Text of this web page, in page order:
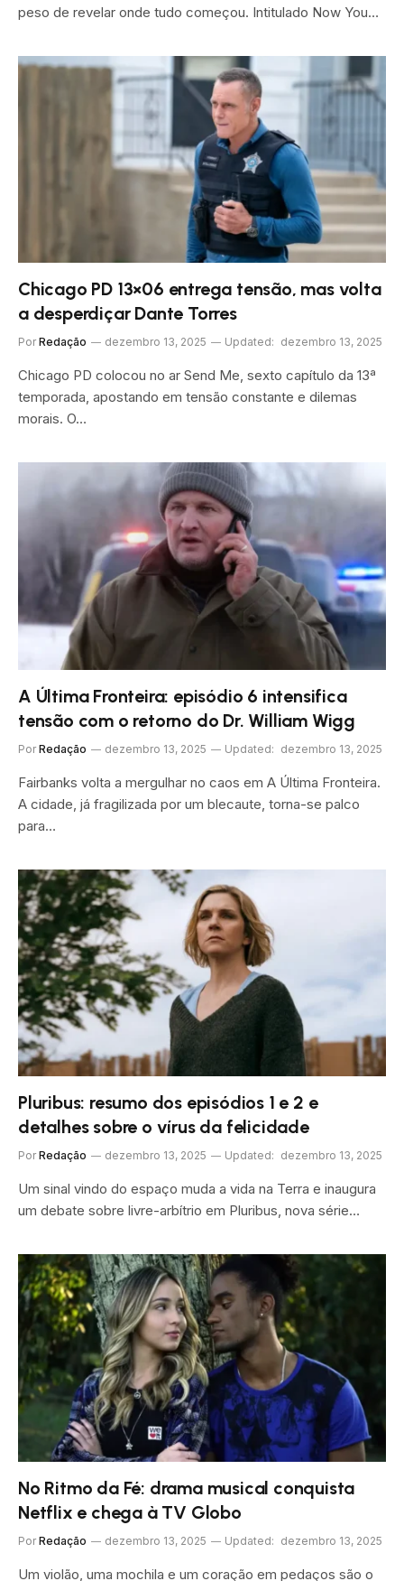
peso de revelar onde tudo começou. Intitulado Now You…
Chicago PD 13×06 entrega tensão, mas volta
a desperdiçar Dante Torres
Por Redação dezembro 13, 2025 Updated: dezembro 13, 2025
Chicago PD colocou no ar Send Me, sexto capítulo da 13ª
temporada, apostando em tensão constante e dilemas
morais. O…
A Última Fronteira: episódio 6 intensifica
tensão com o retorno do Dr. William Wigg
Por Redação dezembro 13, 2025 Updated: dezembro 13, 2025
Fairbanks volta a mergulhar no caos em A Última Fronteira.
A cidade, já fragilizada por um blecaute, torna-se palco
para…
Pluribus: resumo dos episódios 1 e 2 e
detalhes sobre o vírus da felicidade
Por Redação dezembro 13, 2025 Updated: dezembro 13, 2025
Um sinal vindo do espaço muda a vida na Terra e inaugura
um debate sobre livre-arbítrio em Pluribus, nova série…
No Ritmo da Fé: drama musical conquista
Netflix e chega à TV Globo
Por Redação dezembro 13, 2025 Updated: dezembro 13, 2025
Um violão, uma mochila e um coração em pedaços são o